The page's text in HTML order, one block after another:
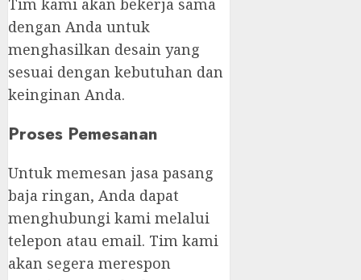
dengan Anda untuk
menghasilkan desain yang
sesuai dengan kebutuhan dan
keinginan Anda.
Proses Pemesanan
Untuk memesan jasa pasang
baja ringan, Anda dapat
menghubungi kami melalui
telepon atau email. Tim kami
akan segera merespon